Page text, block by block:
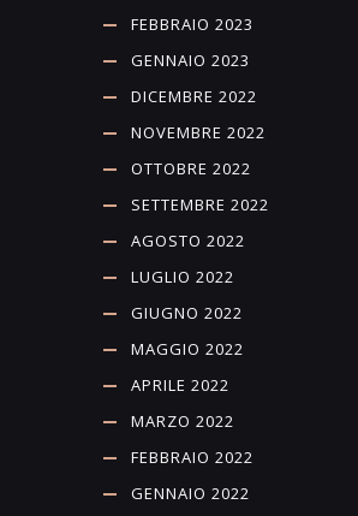
FEBBRAIO 2023
GENNAIO 2023
DICEMBRE 2022
NOVEMBRE 2022
OTTOBRE 2022
SETTEMBRE 2022
AGOSTO 2022
LUGLIO 2022
GIUGNO 2022
MAGGIO 2022
APRILE 2022
MARZO 2022
FEBBRAIO 2022
GENNAIO 2022